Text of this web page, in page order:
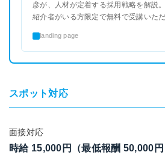
彦が、人材が定着する採用戦略を解説
紹介者がいる方限定で無料で受講いただ
landing page
スポット対応
面接対応
時給 15,000円（最低報酬 50,000円